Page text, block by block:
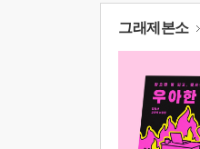
그래제본소